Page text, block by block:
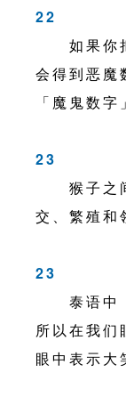
22
如果你把
会得到恶魔
「魔鬼数
23
猴子之间
交、繁殖和
23
泰语中，
所以在我们
眼中表示大